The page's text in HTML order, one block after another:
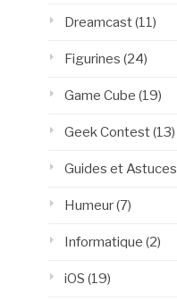
Dreamcast(11)
Figurines (24)
Game Cube (19)
Geek Contest(13)
Guides et Astuces
Humeur(7)
Informatique (2)
iOS (19)